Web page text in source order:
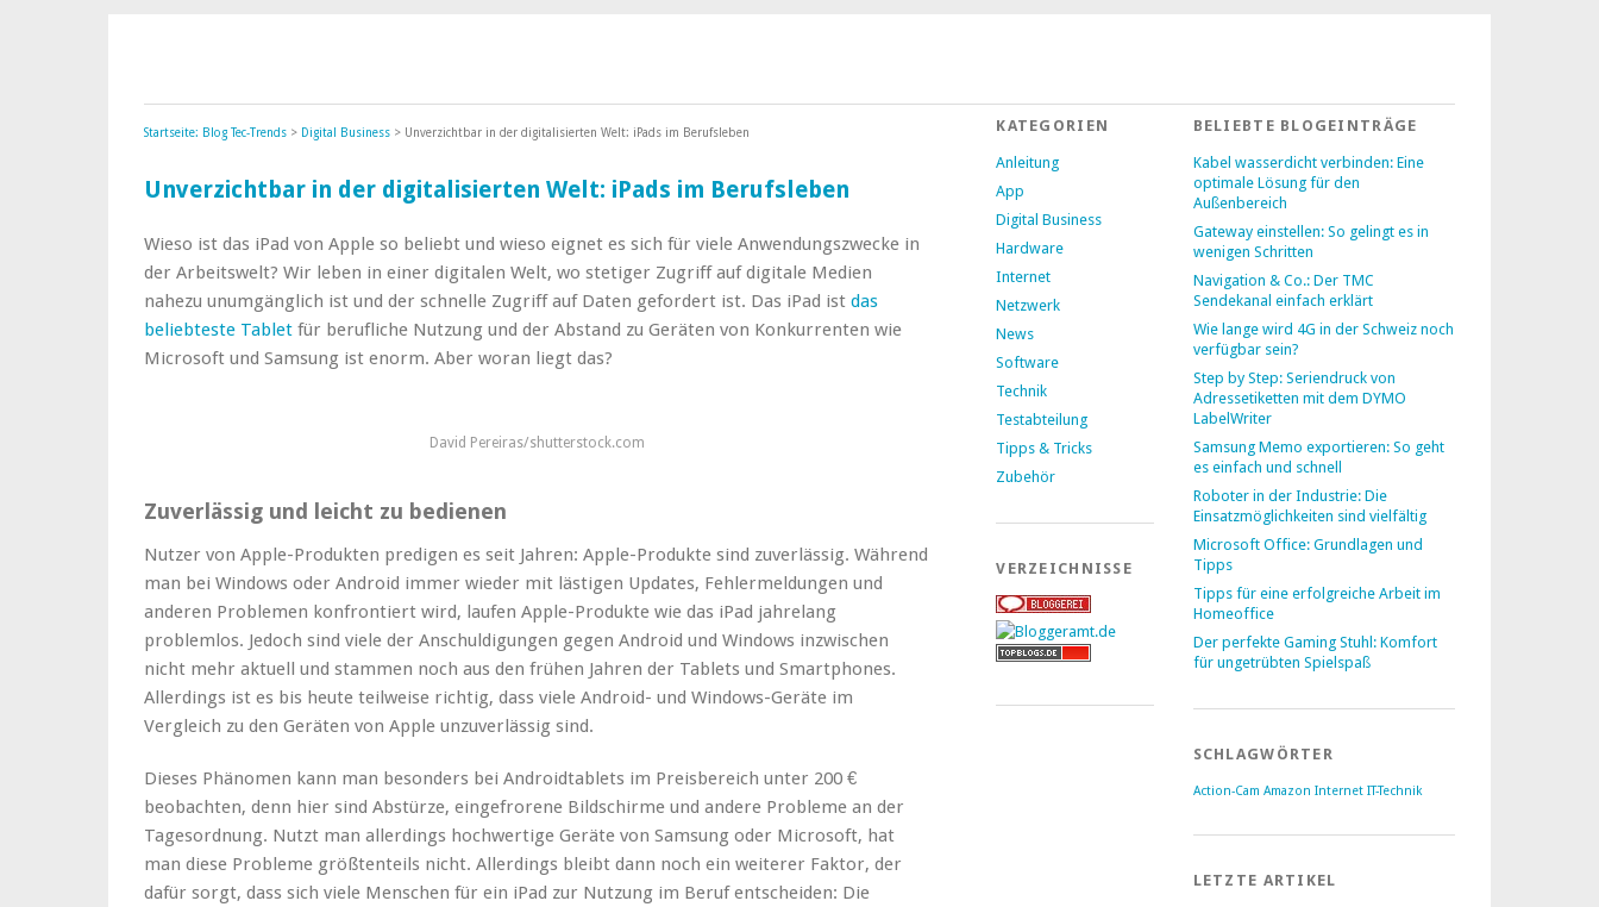
Startseite: Blog Tec-Trends > Digital Business > Unverzichtbar in der digitalisierten Welt: iPads im Berufsleben
Unverzichtbar in der digitalisierten Welt: iPads im Berufsleben
Wieso ist das iPad von Apple so beliebt und wieso eignet es sich für viele Anwendungszwecke in
der Arbeitswelt? Wir leben in einer digitalen Welt, wo stetiger Zugriff auf digitale Medien
nahezu unumgänglich ist und der schnelle Zugriff auf Daten gefordert ist. Das iPad ist das
beliebteste Tablet für berufliche Nutzung und der Abstand zu Geräten von Konkurrenten wie
Microsoft und Samsung ist enorm. Aber woran liegt das?
David Pereiras/shutterstock.com
Zuverlässig und leicht zu bedienen
Nutzer von Apple-Produkten predigen es seit Jahren: Apple-Produkte sind zuverlässig. Während
man bei Windows oder Android immer wieder mit lästigen Updates, Fehlermeldungen und
anderen Problemen konfrontiert wird, laufen Apple-Produkte wie das iPad jahrelang
problemlos. Jedoch sind viele der Anschuldigungen gegen Android und Windows inzwischen
nicht mehr aktuell und stammen noch aus den frühen Jahren der Tablets und Smartphones.
Allerdings ist es bis heute teilweise richtig, dass viele Android- und Windows-Geräte im
Vergleich zu den Geräten von Apple unzuverlässig sind.
Dieses Phänomen kann man besonders bei Androidtablets im Preisbereich unter 200 €
beobachten, denn hier sind Abstürze, eingefrorene Bildschirme und andere Probleme an der
Tagesordnung. Nutzt man allerdings hochwertige Geräte von Samsung oder Microsoft, hat
man diese Probleme größtenteils nicht. Allerdings bleibt dann noch ein weiterer Faktor, der
dafür sorgt, dass sich viele Menschen für ein iPad zur Nutzung im Beruf entscheiden: Die
KATEGORIEN
Anleitung
App
Digital Business
Hardware
Internet
Netzwerk
News
Software
Technik
Testabteilung
Tipps & Tricks
Zubehör
VERZEICHNISSE
BELIEBTE BLOGEINTRÄGE
Kabel wasserdicht verbinden: Eine
optimale Lösung für den
Außenbereich
Gateway einstellen: So gelingt es in
wenigen Schritten
Navigation & Co.: Der TMC
Sendekanal einfach erklärt
Wie lange wird 4G in der Schweiz noch
verfügbar sein?
Step by Step: Seriendruck von
Adressetiketten mit dem DYMO
LabelWriter
Samsung Memo exportieren: So geht
es einfach und schnell
Roboter in der Industrie: Die
Einsatzmöglichkeiten sind vielfältig
Microsoft Office: Grundlagen und
Tipps
Tipps für eine erfolgreiche Arbeit im
Homeoffice
Der perfekte Gaming Stuhl: Komfort
für ungetrübten Spielspaß
SCHLAGWÖRTER
Action-Cam Amazon Internet IT-Technik
LETZTE ARTIKEL